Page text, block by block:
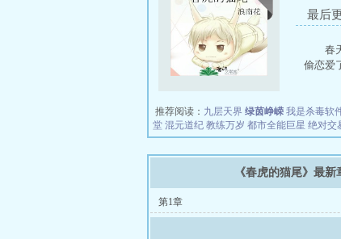
最后
春
偷恋
推荐阅读： 九层天界 绿茵峥嵘 我是杀毒软
堂 混元道纪 教练万岁 都市全能巨星 绝对交
《春虎的猫尾》最新
第1章